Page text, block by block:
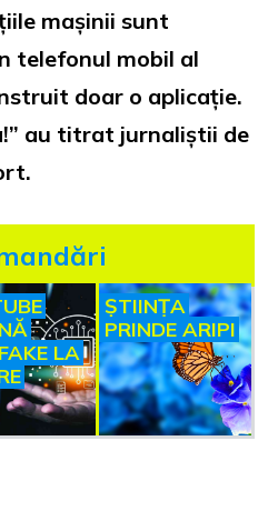
mașinii sunt
telefonul mobil al
doar o aplicație.
au titrat jurnaliștii de
LA
ȘTIINȚA
PRINDE ARIPI